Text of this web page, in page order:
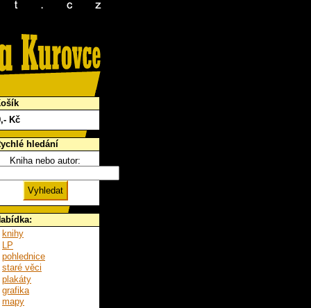
,- Kč
hledání
Kniha nebo autor:
knihy
LP
pohlednice
staré věci
plakáty
grafika
mapy